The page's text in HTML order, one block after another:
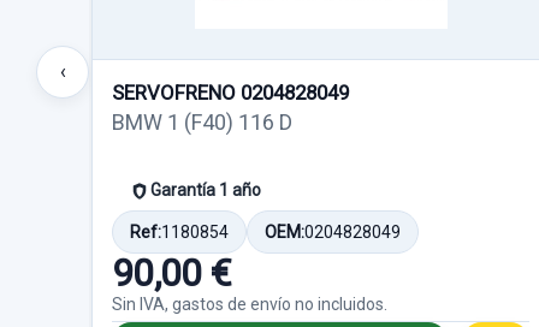
‹
SERVOFRENO 0204828049
BMW 1 (F40) 116 D
Garantía 1 año
Ref:1180854 OEM:0204828049
90,00 €
Sin IVA, gastos de envío no incluidos.